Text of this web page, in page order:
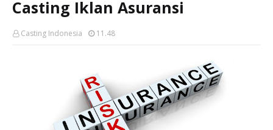
Casting Iklan Asuransi
Casting Indonesia 11.48